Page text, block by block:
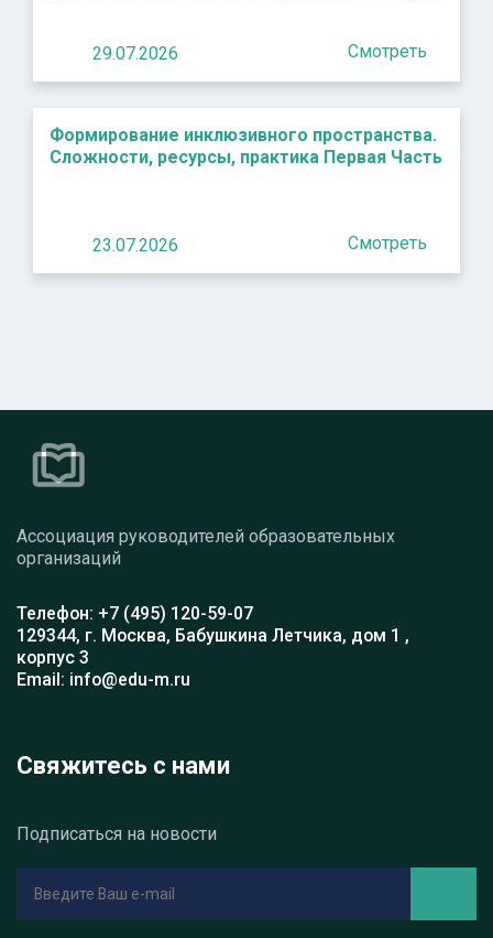
29.07.2026 Смотреть
Формирование инклюзивного пространства.
Сложности, ресурсы, практика Первая Часть
23.07.2026 Смотреть
Ассоциация руководителей образовательных
организаций
Телефон: +7 (495) 120-59-07
129344, г. Москва, Бабушкина Летчика, дом 1 ,
корпус 3
Email: info@edu-m.ru
Свяжитесь с нами
Подписаться на новости